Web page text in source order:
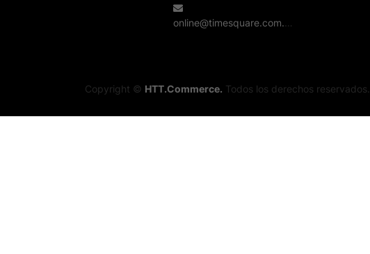
online@timesquare.com.mx
Copyright © HTT.Commerce. Todos los derechos